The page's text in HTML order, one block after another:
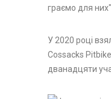
граємо для
У 2020 році
Cossacks
дванадцяти